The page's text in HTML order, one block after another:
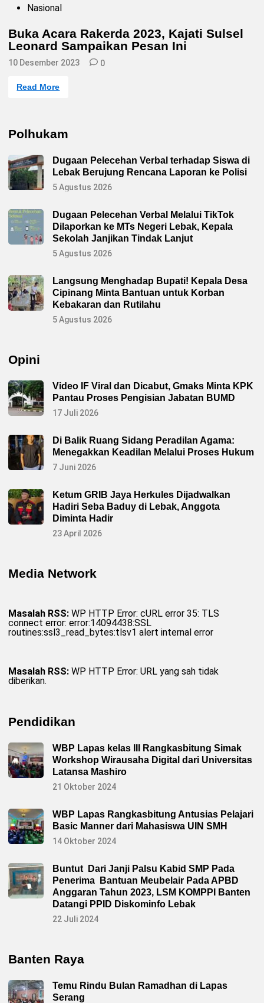
t
e
i
Nasional
Buka Acara Rakerda 2023, Kajati Sulsel
Leonard Sampaikan Pesan Ini
10 Desember 2023 0
B
a
a
R
a
k
e
a
2
0
3
j
a
t
i
S
L
e
n
a
r
d
S
m
p
a
i
k
P
e
s
a
n
Read More
Polhukam
Dugaan Pelecehan Verbal terhadap Siswa di
Lebak Berujung Rencana Laporan ke Polisi
5 Agustus 2026
Dugaan Pelecehan Verbal Melalui TikTok
Dilaporkan ke MTs Negeri Lebak, Kepala
Sekolah Janjikan Tindak Lanjut
5 Agustus 2026
Langsung Menghadap Bupati! Kepala Desa
Cipinang Minta Bantuan untuk Korban
Kebakaran dan Rutilahu
5 Agustus 2026
Opini
Video IF Viral dan Dicabut, Gmaks Minta KPK
Pantau Proses Pengisian Jabatan BUMD
17 Juli 2026
Di Balik Ruang Sidang Peradilan Agama:
Menegakkan Keadilan Melalui Proses Hukum
7 Juni 2026
Ketum GRIB Jaya Herkules Dijadwalkan
Hadiri Seba Baduy di Lebak, Anggota
Diminta Hadir
23 April 2026
Media Network
Masalah RSS: WP HTTP Error: cURL error 35: TLS
connect error: error:14094438:SSL
routines:ssl3_read_bytes:tlsv1 alert internal error
Masalah RSS: WP HTTP Error: URL yang sah tidak
diberikan.
Pendidikan
WBP Lapas kelas III Rangkasbitung Simak
Workshop Wirausaha Digital dari Universitas
Latansa Mashiro
21 Oktober 2024
WBP Lapas Rangkasbitung Antusias Pelajari
Basic Manner dari Mahasiswa UIN SMH
14 Oktober 2024
Buntut Dari Janji Palsu Kabid SMP Pada
Penerima Bantuan Meubelair Pada APBD
Anggaran Tahun 2023, LSM KOMPPI Banten
Datangi PPID Diskominfo Lebak
22 Juli 2024
Banten Raya
Temu Rindu Bulan Ramadhan di Lapas
Serang